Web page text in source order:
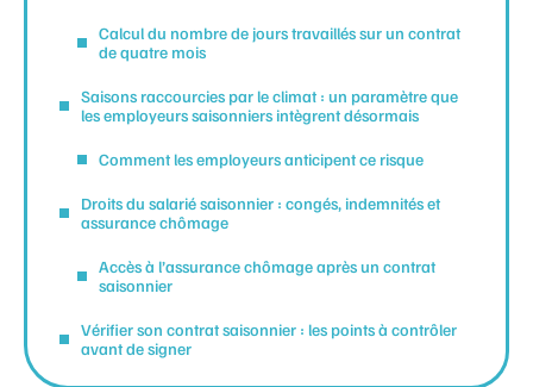
Calcul du nombre de jours travaillés sur un contrat
de quatre mois
Saisons raccourcies par le climat : un paramètre que
les employeurs saisonniers intègrent désormais
Comment les employeurs anticipent ce risque
Droits du salarié saisonnier : congés, indemnités et
assurance chômage
Accès à l’assurance chômage après un contrat
saisonnier
Vérifier son contrat saisonnier : les points à contrôler
avant de signer